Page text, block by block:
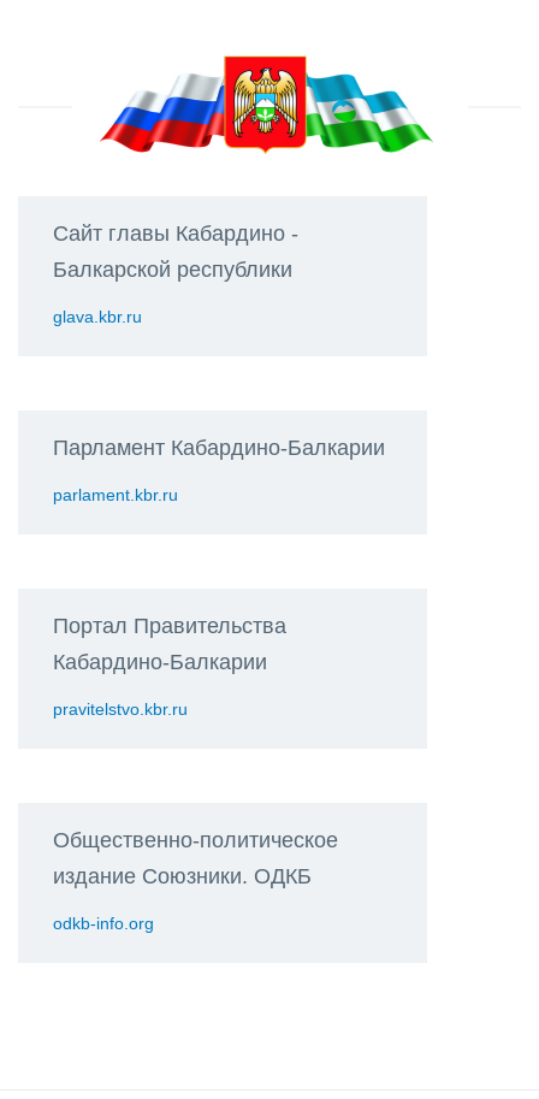
Сайт главы Кабардино -
Балкарской республики
glava.kbr.ru
Парламент Кабардино-Балкарии
parlament.kbr.ru
Портал Правительства
Кабардино-Балкарии
pravitelstvo.kbr.ru
Общественно-политическое
издание Союзники. ОДКБ
odkb-info.org